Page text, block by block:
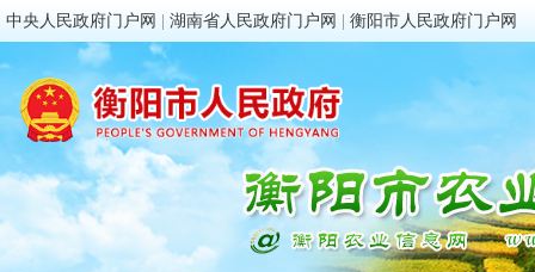
中央人民政府门户网 湖南省人民政府门户网 衡阳市人民政府门户网